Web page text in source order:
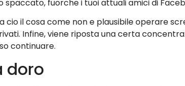
spaccato, fuorche i tuoi attuali amici di
cio il cosa come non e plausibile operare
Infine, viene riposta una certa
continuare.
doro